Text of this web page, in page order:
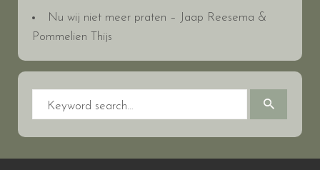
Nu wij niet meer praten – Jaap Reesema &
Pommelien Thijs